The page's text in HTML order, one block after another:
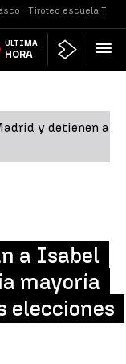
Tiroteo escuela
ÚLTIMA
HORA
y detienen a
a Isabel
mayoría
elecciones